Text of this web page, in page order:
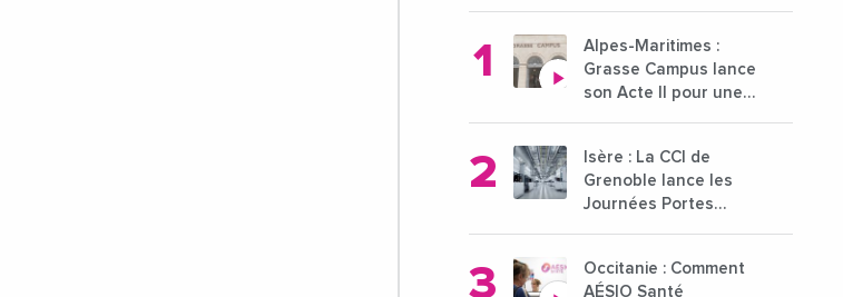
Alpes-Maritimes :
Grasse Campus lance
son Acte II pour une
l'enseignement
supérieur
Isère : La CCI de
Grenoble lance les
Journées Portes
21 octobre 2024
Occitanie : Comment
AÉSIO Santé